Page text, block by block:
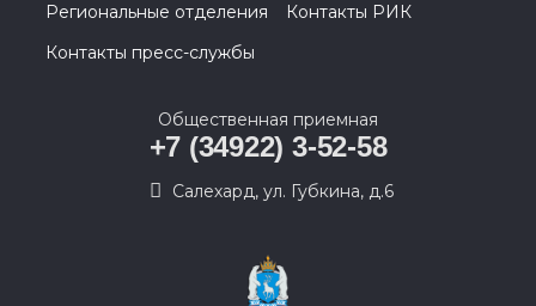
Региональные отделения
Контакты РИК
Контакты пресс-службы
Общественная приемная
+7 (34922) 3-52-58
Салехард, ул. Губкина, д.6